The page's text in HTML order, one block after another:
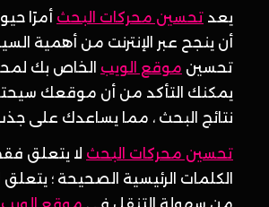
يعد تحسين محركات البحث أمرًا
تحسين موقع الويب الخاص بك
يمكنك التأكد من أن موقعك
نتائج البحث ، مما يساعدك على جذب
تحسين محركات البحث لا يتعلق
الكلمات الرئيسية الصحيحة ؛ يتعلق